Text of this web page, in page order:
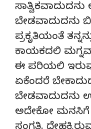
ಬೇಡವಾದುದನು
ಪ್ರಕೃತಿಯಂತೆ
ಕಾಯಕದಲಿ
ಈ ಪರಿಯಲಿ
ಏಕೆಂದರೆ
ಬೇಡವಾದುದನು
ಅದೇಕೋ ಮನಸಿಗೆ